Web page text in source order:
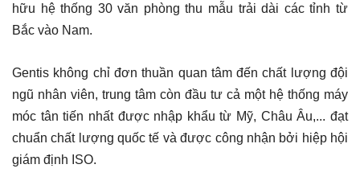
hữu hệ thống 30 văn phòng thu mẫu trải dài các tỉnh từ
Bắc vào Nam.
Gentis không chỉ đơn thuần quan tâm đến chất lượng đội
ngũ nhân viên, trung tâm còn đầu tư cả một hệ thống máy
móc tân tiến nhất được nhập khẩu từ Mỹ, Châu Âu,... đạt
chuẩn chất lượng quốc tế và được công nhận bởi hiệp hội
giám định ISO.